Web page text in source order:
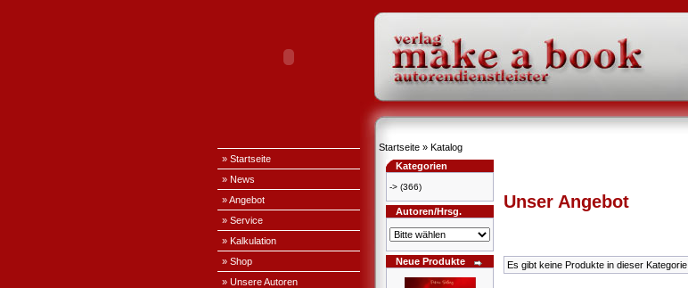
» Startseite
» News
» Angebot
» Service
» Kalkulation
» Shop
» Unsere Autoren
Startseite » Katalog
Kategorien
-> (366)
Autoren/Hrsg.
Neue Produkte
Unser Angebot
Es gibt keine Produkte in dieser Kategorie.